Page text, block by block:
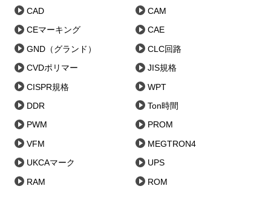
CAD CAM
CEマーキング CAE
GND（グランド） CLC回路
CVDポリマー JIS規格
CISPR規格 WPT
DDR Ton時間
PWM PROM
VFM MEGTRON4
UKCAマーク UPS
RAM ROM